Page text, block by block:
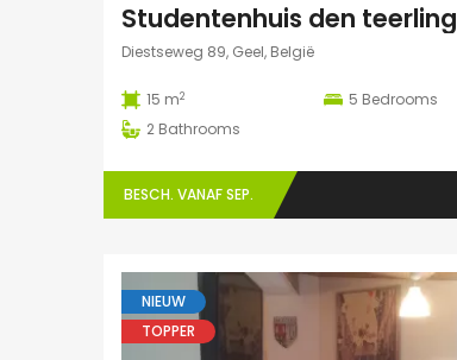
Studentenhuis den teerling
Diestseweg 89, Geel, België
15 m2 5 Bedrooms
2 Bathrooms
BESCH. VANAF SEP.
NIEUW
TOPPER